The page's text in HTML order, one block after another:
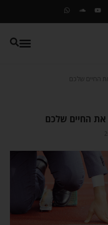
החיים שלכם
את החיים שלכם